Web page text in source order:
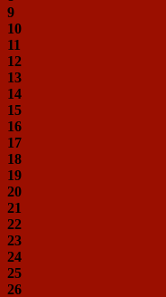
9
10
11
12
13
14
15
16
17
18
19
20
21
22
23
24
25
26